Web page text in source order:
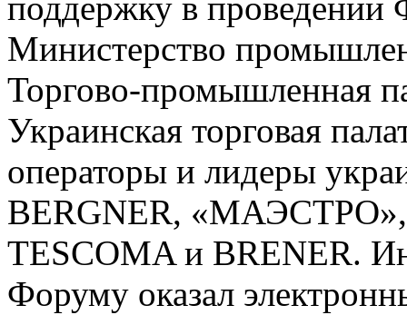
поддержку в проведении
Министерство
Торгово-промышленная
Украинская торговая
операторы и лидеры
BERGNER,
TESCOMA и BRENER.
Форуму оказал